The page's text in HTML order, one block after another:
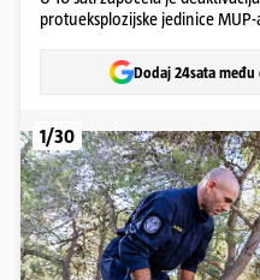
protueksplozijske jedinice
Dodaj 24sata
1/30